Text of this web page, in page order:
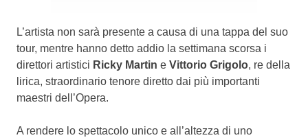
L’artista non sarà presente a causa di una tappa del suo
tour, mentre hanno detto addio la settimana scorsa i
direttori artistici Ricky Martin e Vittorio Grigolo, re della
lirica, straordinario tenore diretto dai più importanti
maestri dell’Opera.
A rendere lo spettacolo unico e all’altezza di uno